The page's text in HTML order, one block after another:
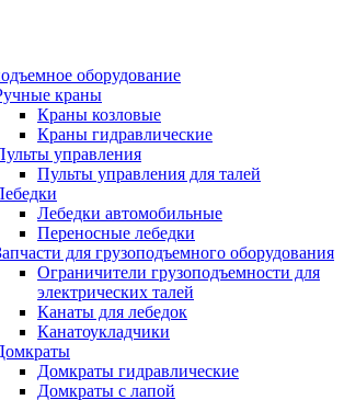
оборудование
краны
Краны козловые
Краны гидравлические
управления
Пульты управления для талей
Лебедки автомобильные
Переносные лебедки
для грузоподъемного оборудования
Ограничители грузоподъемности для
электрических талей
Канаты для лебедок
Канатоукладчики
Домкраты гидравлические
Домкраты с лапой